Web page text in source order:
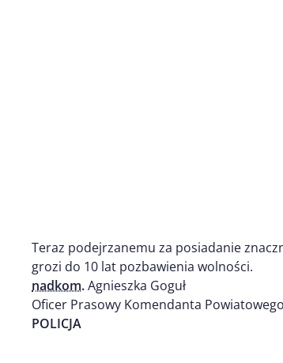
Teraz podejrzanemu za posiadanie
grozi do 10 lat pozbawienia wolności.
nadkom.Agnieszka Goguł
Oficer Prasowy Komendanta
POLICJA